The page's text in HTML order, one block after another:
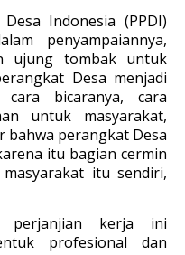
Indonesia (PPDI)
penyampaiannya,
ujung tombak untuk
Desa menjadi
bicaranya, cara
untuk masyarakat,
bahwa perangkat Desa
itu bagian cermin
itu sendiri,
perjanjian kerja ini
profesional dan